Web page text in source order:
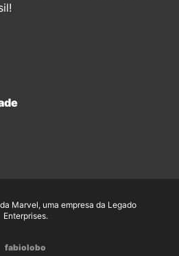
Marvel, uma empresa da Legado
Enterprises.
fabiolobo